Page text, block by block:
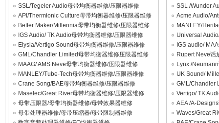
SSL/Tegeler Audio母带均衡器维修/压限器维修
API/Thermionic Culture母带均衡器维修/压限器维修
Better Maker/Millennia母带均衡器维修/压限器维修
IGS Audio/ TK Audio母带均衡器维修/压限器维修
Elysia/Vertigo Sound母带均衡器维修/压限器维修
GML/Chandler Limited母带均衡器维修压限器维修
MAAG/ AMS Neve母带均衡器维修/压限器维修
MANLEY/Tube-Tech母带均衡器维修/压限器维修
Crane Song/BAE母带均衡器维修/压限器维修
Maselec/Great River母带均衡器维修/压限器维修
母带压限器/母带均衡器维修/母带效果器维修
母带处理器维修/母带压缩器/母带限制器维修
SSL /Wunder
Acme Audio/
MANLEY/
修
Universal
IGS audio/
Rupert Neve话
Lynx /
UK Sound/
GML/Chandler
Vertigo/ TK
AEA /A-
Waves/Great